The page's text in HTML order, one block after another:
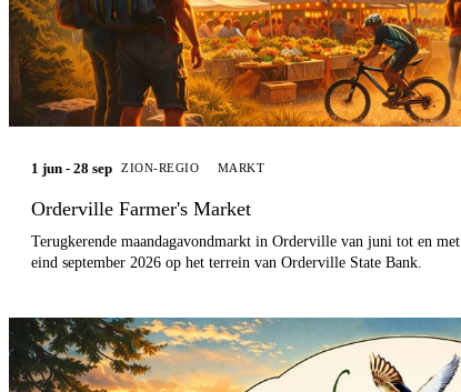
1 jun - 28 sep ZION-REGIO MARKT
Orderville Farmer's Market
Terugkerende maandagavondmarkt in Orderville van juni tot en met
eind september 2026 op het terrein van Orderville State Bank.